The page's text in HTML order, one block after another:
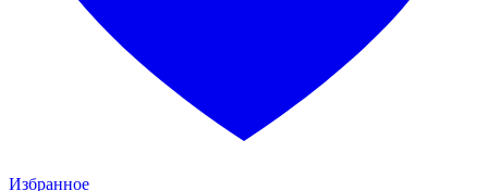
Избранное